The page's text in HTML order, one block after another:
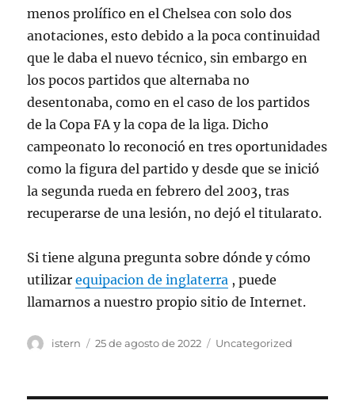
menos prolífico en el Chelsea con solo dos
anotaciones, esto debido a la poca continuidad
que le daba el nuevo técnico, sin embargo en
los pocos partidos que alternaba no
desentonaba, como en el caso de los partidos
de la Copa FA y la copa de la liga. Dicho
campeonato lo reconoció en tres oportunidades
como la figura del partido y desde que se inició
la segunda rueda en febrero del 2003, tras
recuperarse de una lesión, no dejó el titularato.
Si tiene alguna pregunta sobre dónde y cómo
utilizarequipacion de inglaterra , puede
llamarnos a nuestro propio sitio de Internet.
Autor
istern
Publicado
25 de agosto de 2022 Categorías
Uncategorized